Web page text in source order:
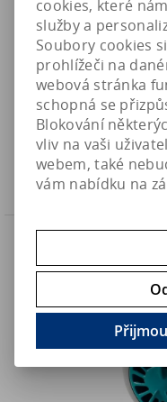
Newa Micro
Art:NE-MC450
Skladem
Náš TIP
cookies, které
služby a
Soubory cookies
prohlížeči na
webová stránka
schopná se
Blokování
vliv na vaši
webem, také
vám nabídku na